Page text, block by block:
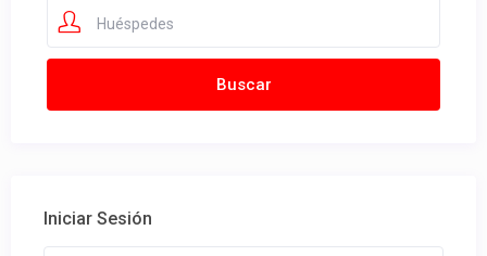
Huéspedes
Iniciar Sesión